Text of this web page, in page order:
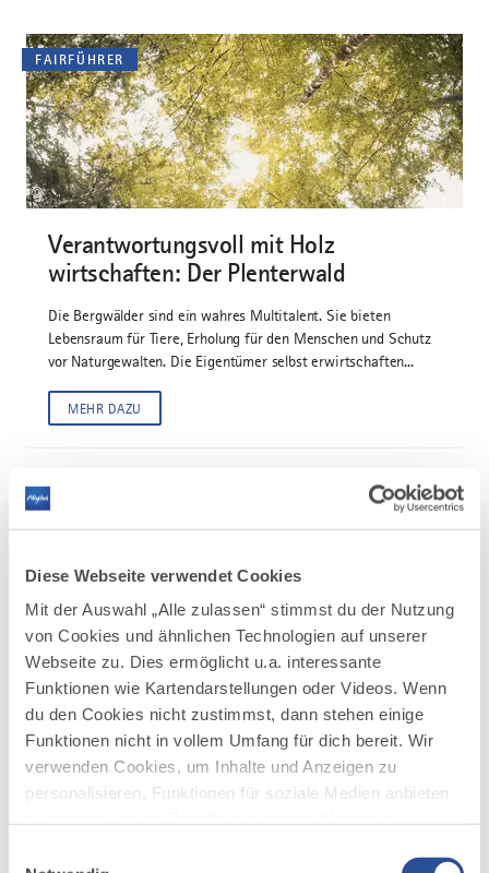
Diese Webseite verwendet Cookies
Mit der Auswahl „Alle zulassen“ stimmst du der Nutzung
von Cookies und ähnlichen Technologien auf unserer
Webseite zu. Dies ermöglicht u.a. interessante
Funktionen wie Kartendarstellungen oder Videos. Wenn
du den Cookies nicht zustimmst, dann stehen einige
Funktionen nicht in vollem Umfang für dich bereit. Wir
verwenden Cookies, um Inhalte und Anzeigen zu
personalisieren, Funktionen für soziale Medien anbieten
FAIRFÜHRER
©
Verantwortungsvoll mit Holz
wirtschaften: Der Plenterwald
Die Bergwälder sind ein wahres Multitalent. Sie bieten
Lebensraum für Tiere, Erholung für den Menschen und Schutz
vor Naturgewalten. Die Eigentümer selbst erwirtschaften...
MEHR DAZU
FAIRFÜHRER
©
Freiheit und Menschenwürde –
gestern, heute und morgen
Freiheit ist die Voraussetzung für ein gerechtes,
selbstbestimmtes Leben und ein wichtiger Baustein für das